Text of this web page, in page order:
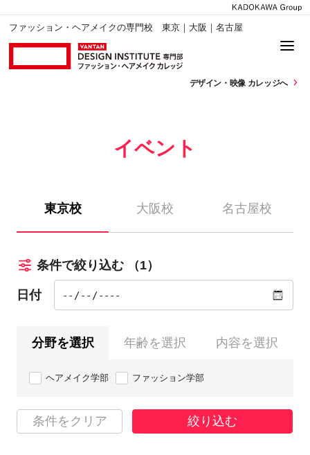
ファッション・ヘアメイクの専門校 東京｜大阪｜名古屋
デザイン・ 映像 カレッジへ
イベント
東京校 大阪校 名古屋校
条件で絞り込む （1）
日付
分野を選択 年齢を選択 内容を選択
ヘアメイク学部 ファッション学部
条件をクリア 絞り込む